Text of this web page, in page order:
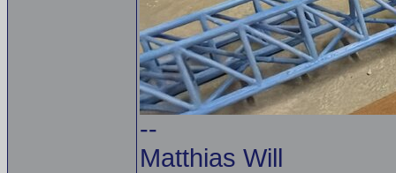
--
Matthias Will